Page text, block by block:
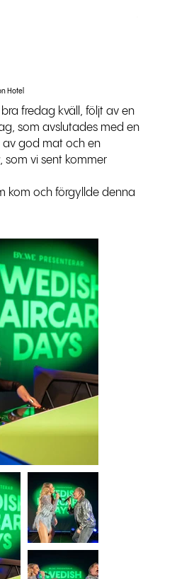
Hotel
fredag kväll, följt av en
som avslutades med en
av god mat och en
som vi sent kommer
kom och förgyllde denna